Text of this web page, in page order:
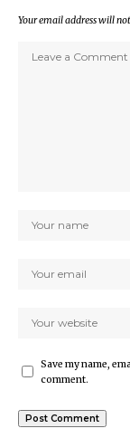
Your email address will
Save my name,
comment.